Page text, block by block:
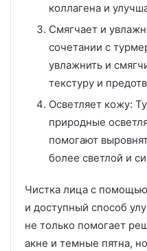
коллагена и
Смягчает и
сочетании с
увлажнить и
текстуру и
Осветляет кожу:
природные
помогают
более светлой и
Чистка лица с
и доступный способ
не только помогает
акне и темные пятна,